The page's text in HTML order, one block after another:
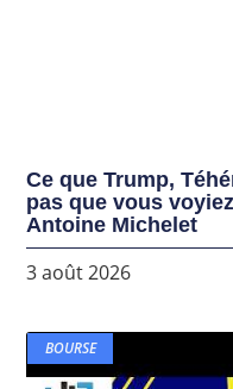
Ce que Trump,
pas que vous
Antoine Michelet
3 août 2026
BOURSE